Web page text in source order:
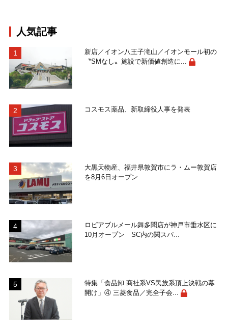
人気記事
新店／イオン八王子滝山／イオンモール初の
〝SMなし〟施設で新価値創造に...
コスモス薬品、新取締役人事を発表
大黒天物産、福井県敦賀市にラ・ムー敦賀店
を8月6日オープン
ロピアブルメール舞多聞店が神戸市垂水区に
10月オープン SC内の関スパ...
特集「食品卸 商社系VS民族系頂上決戦の幕
開け」④ 三菱食品／完全子会...